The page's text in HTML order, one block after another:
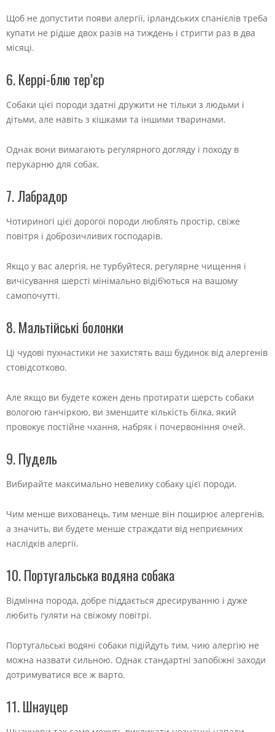
Щоб не допустити появи алергії, ірландських спанієлів треба
купати не рідше двох разів на тиждень і стригти раз в два
місяці.
6. Керрі-блю тер’єр
Собаки цієї породи здатні дружити не тільки з людьми і
дітьми, але навіть з кішками та іншими тваринами.
Однак вони вимагають регулярного догляду і походу в
перукарню для собак.
7. Лабрадор
Чотириногі цієї дорогої породи люблять простір, свіже
повітря і доброзичливих господарів.
Якщо у вас алергія, не турбуйтеся, регулярне чищення і
вичісування шерсті мінімально відіб’ються на вашому
самопочутті.
8. Мальтійські болонки
Ці чудові пухнастики не захистять ваш будинок від алергенів
стовідсотково.
Але якщо ви будете кожен день протирати шерсть собаки
вологою ганчіркою, ви зменшите кількість білка, який
провокує постійне чхання, набряк і почервоніння очей.
9. Пудель
Вибирайте максимально невелику собаку цієї породи.
Чим менше вихованець, тим менше він поширює алергенів,
а значить, ви будете менше страждати від неприємних
наслідків алергії.
10. Португальська водяна собака
Відмінна порода, добре піддається дресируванню і дуже
любить гуляти на свіжому повітрі.
Португальські водяні собаки підійдуть тим, чию алергію не
можна назвати сильною. Однак стандартні запобіжні заходи
дотримуватися все ж варто.
11. Шнауцер